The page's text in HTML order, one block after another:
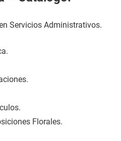
Servicios Administrativos.
Florales.